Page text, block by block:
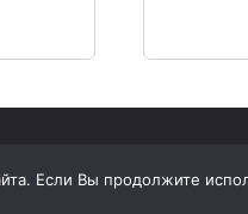
Если Вы продолжите